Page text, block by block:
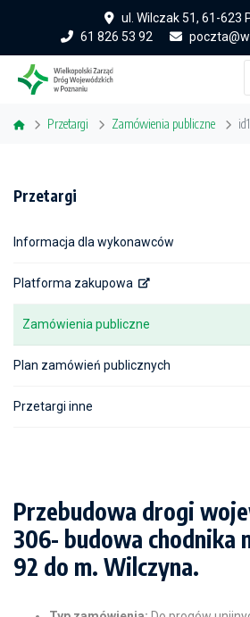
ul. Wilczak 51, 61-623
61 826 53 92
Przetargi Zamówienia publiczne
Przetargi
Informacja dla wykonawców
Platforma zakupowa
Zamówienia publiczne
Plan zamówień publicznych
Przetargi inne
Przebudowa drogi
306- budowa chodnika
92 do m. Wilczyna.